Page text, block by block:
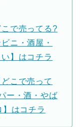
で売ってる?
ニ・酒屋・
】はコチラ
こで売って
ー・酒・やば
はコチラ